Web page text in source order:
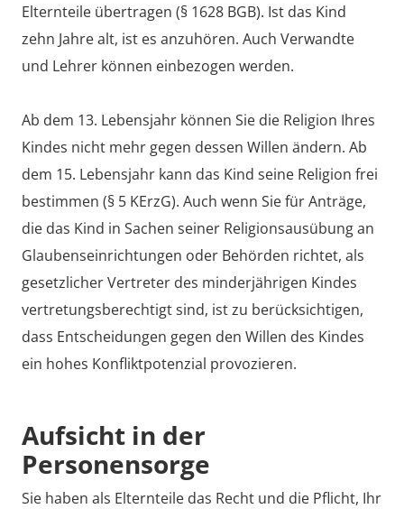
Elternteile übertragen (§ 1628 BGB). Ist das Kind
zehn Jahre alt, ist es anzuhören. Auch Verwandte
und Lehrer können einbezogen werden.
Ab dem 13. Lebensjahr können Sie die Religion Ihres
Kindes nicht mehr gegen dessen Willen ändern. Ab
dem 15. Lebensjahr kann das Kind seine Religion frei
bestimmen (§ 5 KErzG). Auch wenn Sie für Anträge,
die das Kind in Sachen seiner Religionsausübung an
Glaubenseinrichtungen oder Behörden richtet, als
gesetzlicher Vertreter des minderjährigen Kindes
vertretungsberechtigt sind, ist zu berücksichtigen,
dass Entscheidungen gegen den Willen des Kindes
ein hohes Konfliktpotenzial provozieren.
Aufsicht in der
Personensorge
Sie haben als Elternteile das Recht und die Pflicht, Ihr